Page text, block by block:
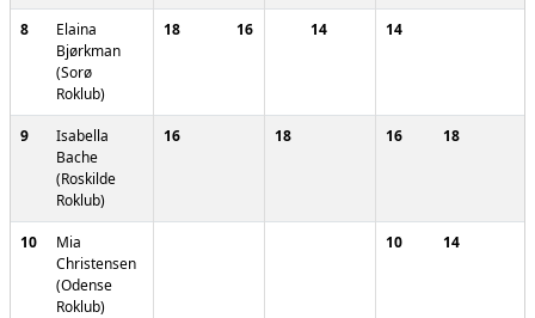
8
Elaina
Bjørkman
(Sorø
Roklub)
18 16 14 14
9
Isabella
Bache
(Roskilde
Roklub)
16 18 16 18
10
Mia
Christensen
(Odense
Roklub)
10 14